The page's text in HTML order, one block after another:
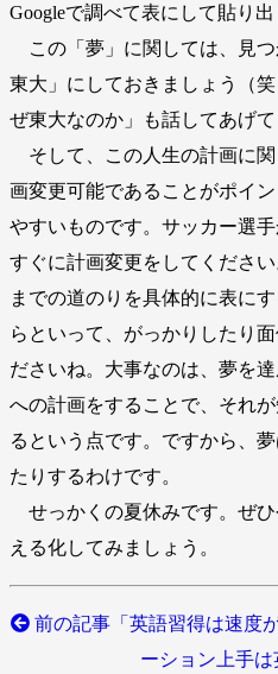
Googleで調べて表にして貼り出
この「夢」に関しては、見
東大」にしておきましょう（
ぜ東大なのか」も話してあげて
そして、この人生の計画に
画変更可能であることがポイ
やすいものです。サッカー選
すぐに計画変更をしてくださ
までの道のりを具体的に表に
らといって、がっかりしたり
ださいね。大事なのは、夢を
への計画をすることで、それ
るという点です。ですから、
たりするわけです。
せっかくの夏休みです。ぜ
える化してみましょう。
前の記事「英語習得は速度が
ーション上手は